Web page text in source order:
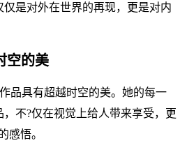
是对外在世界的再现，更是对内
空的美
作品具有超越时空的美。她的每一
不?仅在视觉上给人带来享受，更
感悟。